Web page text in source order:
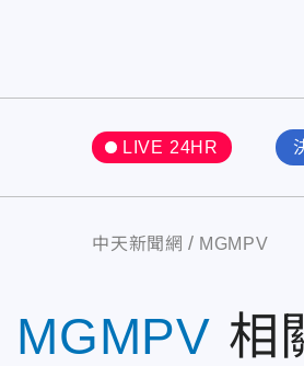
LIVE 24HR
中天新聞網 MGMPV
MGMPV 相